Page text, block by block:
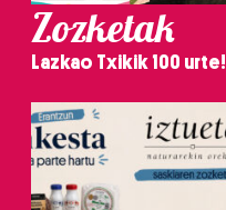
Zozketak
Lazkao Txikik 100 urte!